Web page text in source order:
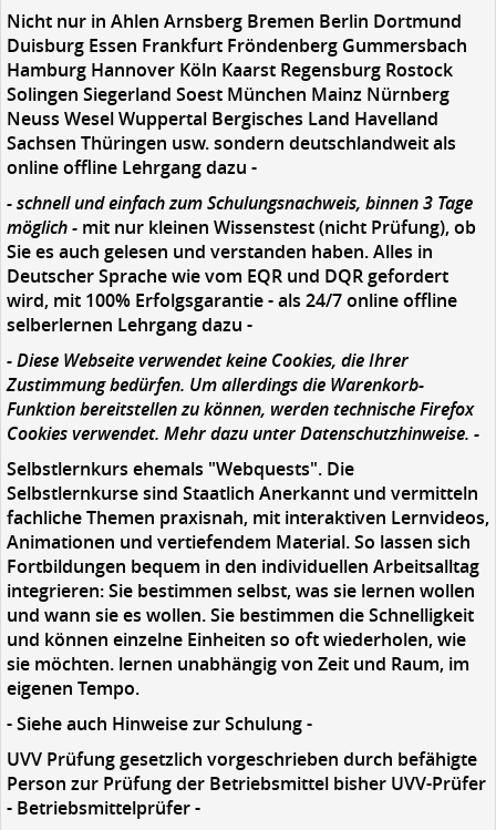
Nicht nur in Ahlen Arnsberg Bremen Berlin Dortmund
Duisburg Essen Frankfurt Fröndenberg Gummersbach
Hamburg Hannover Köln Kaarst Regensburg Rostock
Solingen Siegerland Soest München Mainz Nürnberg
Neuss Wesel Wuppertal Bergisches Land Havelland
Sachsen Thüringen usw. sondern deutschlandweit als
online offline Lehrgang dazu -
- schnell und einfach zum Schulungsnachweis, binnen 3 Tage
möglich - mit nur kleinen Wissenstest (nicht Prüfung), ob
Sie es auch gelesen und verstanden haben. Alles in
Deutscher Sprache wie vom EQR und DQR gefordert
wird, mit 100% Erfolgsgarantie - als 24/7 online offline
selberlernen Lehrgang dazu -
- Diese Webseite verwendet keine Cookies, die Ihrer
Zustimmung bedürfen. Um allerdings die Warenkorb-
Funktion bereitstellen zu können, werden technische Firefox
Cookies verwendet. Mehr dazu unter Datenschutzhinweise. -
Selbstlernkurs ehemals "Webquests". Die
Selbstlernkurse sind Staatlich Anerkannt und vermitteln
fachliche Themen praxisnah, mit interaktiven Lernvideos,
Animationen und vertiefendem Material. So lassen sich
Fortbildungen bequem in den individuellen Arbeitsalltag
integrieren: Sie bestimmen selbst, was sie lernen wollen
und wann sie es wollen. Sie bestimmen die Schnelligkeit
und können einzelne Einheiten so oft wiederholen, wie
sie möchten. lernen unabhängig von Zeit und Raum, im
eigenen Tempo.
- Siehe auch Hinweise zur Schulung -
UVV Prüfung gesetzlich vorgeschrieben durch befähigte
Person zur Prüfung der Betriebsmittel bisher UVV-Prüfer
- Betriebsmittelprüfer -